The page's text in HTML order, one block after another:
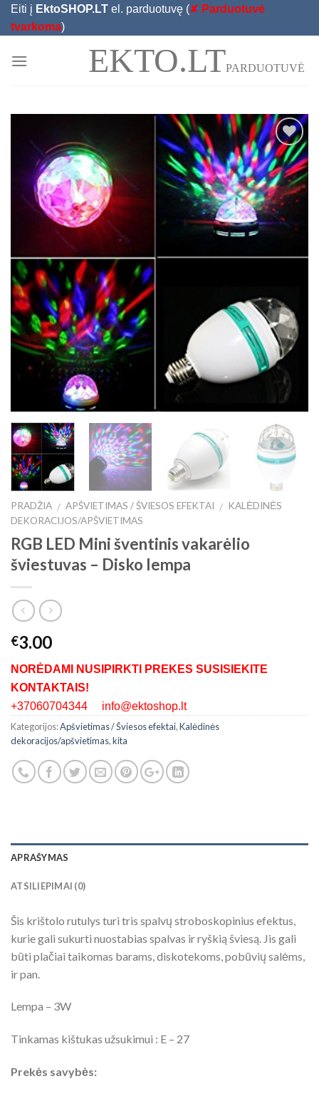
Skip
Eiti į EktoSHOP.LT el. parduotuvę (✘ Parduotuvė
tvarkoma)
EKTO.LTPARDUOTUVĖ
Add to
Wishlist
PRADŽIA / APŠVIETIMAS / ŠVIESOS EFEKTAI / KALĖDINĖS
DEKORACIJOS/APŠVIETIMAS
RGB LED Mini šventinis vakarėlio
šviestuvas – Disko lempa
€3.00
NORĖDAMI NUSIPIRKTI PREKES SUSISIEKITE
KONTAKTAIS!
+37060704344 info@ektoshop.lt
Kategorijos:Apšvietimas / Šviesos efektai,Kalėdinės
dekoracijos/apšvietimas,kita
APRAŠYMAS
ATSILIEPIMAI (0)
Šis krištolo rutulys turi tris spalvų stroboskopinius efektus,
kurie gali sukurti nuostabias spalvas ir ryškią šviesą. Jis gali
būti plačiai taikomas barams, diskotekoms, pobūvių salėms,
ir pan.
Lempa – 3W
Tinkamas kištukas užsukimui : E – 27
Prekės savybės: